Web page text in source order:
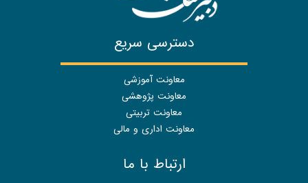
دسترسی سریع
معاونت آموزشی
معاونت پژوهشی
معاونت تربیتی
معاونت اداری و مالی
ارتباط با ما